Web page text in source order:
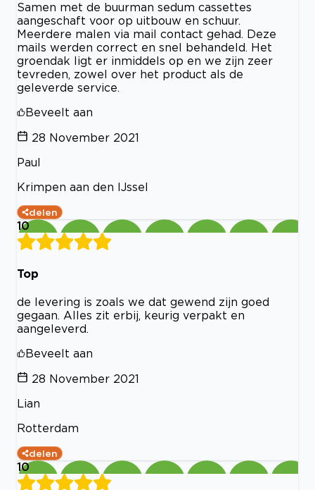
Samen met de buurman sedum cassettes
aangeschaft voor op uitbouw en schuur.
Meerdere malen via mail contact gehad. Deze
mails werden correct en snel behandeld. Het
groendak ligt er inmiddels op en we zijn zeer
tevreden, zowel over het product als de
geleverde service.
Beveelt aan
28 November 2021
Paul
Krimpen aan den IJssel
delen
10
Top
de levering is zoals we dat gewend zijn goed
gegaan. Alles zit erbij, keurig verpakt en
aangeleverd.
Beveelt aan
28 November 2021
Lian
Rotterdam
delen
10